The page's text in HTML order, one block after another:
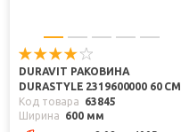
DURAVIT РАКОВИНА
DURASTYLE 2319600000 60 СМ
Код товара
63845
Ширина
600 мм